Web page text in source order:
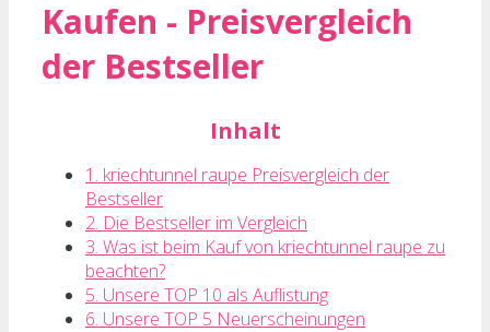
Kaufen - Preisvergleich
der Bestseller
Inhalt
1. kriechtunnel raupe Preisvergleich der
Bestseller
2. Die Bestseller im Vergleich
3. Was ist beim Kauf von kriechtunnel raupe zu
beachten?
5. Unsere TOP 10 als Auflistung
6. Unsere TOP 5 Neuerscheinungen